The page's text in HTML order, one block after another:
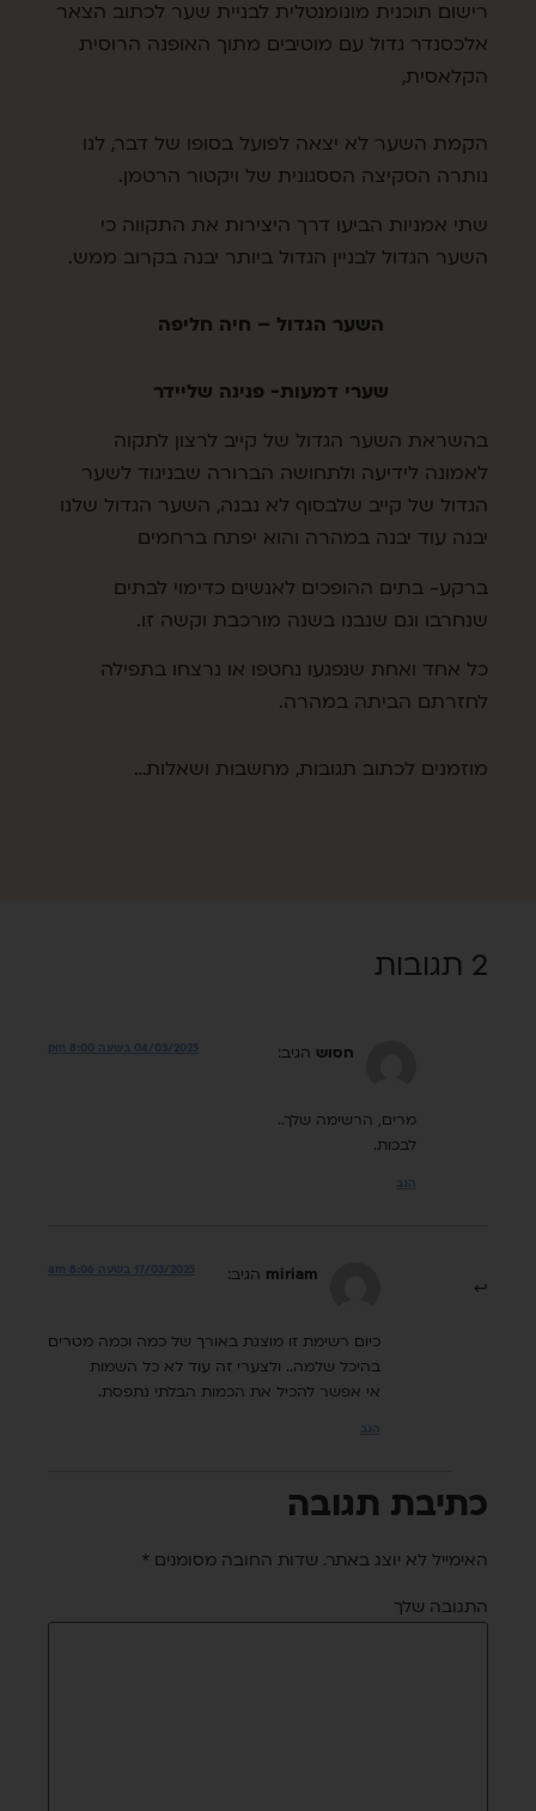
רישום תוכנית מונומנטלית לבניית שער לכתוב הצאר
אלכסנדר גדול עם מוטיבים מתוך האופנה הרוסית
הקלאסית,
הקמת השער לא יצאה לפועל בסופו של דבר, לנו
נותרה הסקיצה הססגונית של ויקטור הרטמן.
שתי אמניות הביעו דרך היצירות את התקווה כי
השער הגדול לבניין הגדול ביותר יבנה בקרוב ממש.
השער הגדול – חיה חליפה
שערי דמעות- פנינה שליידר
בהשראת השער הגדול של קייב לרצון לתקוה
לאמונה לידיעה ולתחושה הברורה שבניגוד לשער
הגדול של קייב שלבסוף לא נבנה, השער הגדול שלנו
יבנה עוד יבנה במהרה והוא יפתח ברחמים
ברקע- בתים ההופכים לאנשים כדימוי לבתים
שנחרבו וגם שנבנו בשנה מורכבת וקשה זו.
כל אחד ואחת שנפגעו נחטפו או נרצחו בתפילה
לחזרתם הביתה במהרה.
מוזמנים לכתוב תגובות, מחשבות ושאלות…
2 תגובות
חסוש הגיב: 04/03/2025 בשעה 8:00 pm
מרים, הרשימה שלך..
לבכות.
הגב
miriam הגיב: 17/03/2025 בשעה 8:06 am
כיום רשימת זו מוצגת באורך של כמה וכמה מטרים
בהיכל שלמה.. ולצערי זה עוד לא כל השמות
אי אפשר להכיל את הכמות הבלתי נתפסת.
הגב
כתיבת תגובה
האימייל לא יוצג באתר. שדות החובה מסומנים *
התגובה שלך